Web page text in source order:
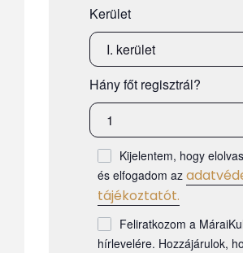
Kerület
Hány főt regisztrál?
Kijelentem, hogy
és elfogadom az
tájékoztatót.
Feliratkozom a
hírlevelére. Hozzájárulok,